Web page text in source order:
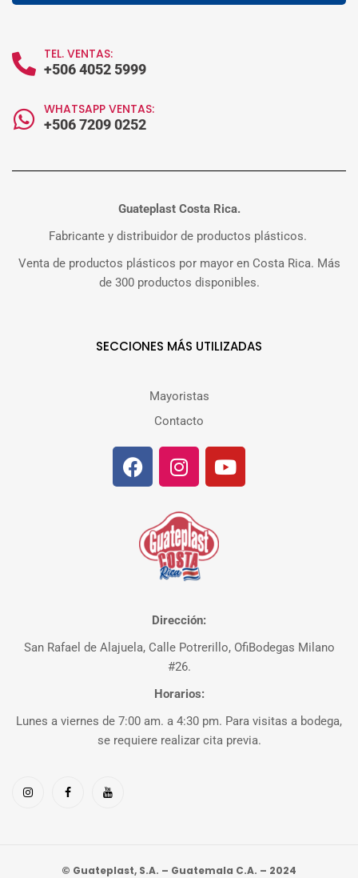
TEL. VENTAS:
+506 4052 5999
WHATSAPP VENTAS:
+506 7209 0252
Guateplast Costa Rica.
Fabricante y distribuidor de productos plásticos.
Venta de productos plásticos por mayor en Costa Rica. Más
de 300 productos disponibles.
SECCIONES MÁS UTILIZADAS
Mayoristas
Contacto
Dirección:
San Rafael de Alajuela, Calle Potrerillo, OfiBodegas Milano
#26.
Horarios:
Lunes a viernes de 7:00 am. a 4:30 pm. Para visitas a bodega,
se requiere realizar cita previa.
© Guateplast, S.A. – Guatemala C.A. – 2024